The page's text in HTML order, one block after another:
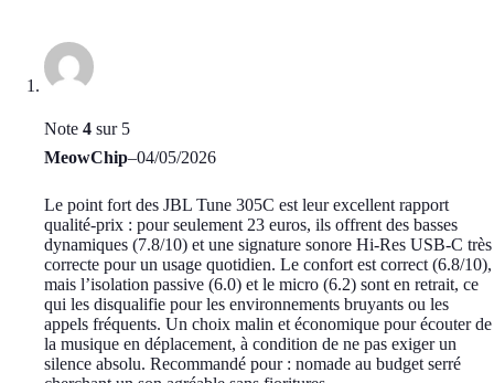
Note 4 sur 5
MeowChip–04/05/2026
Le point fort des JBL Tune 305C est leur excellent rapport
qualité-prix : pour seulement 23 euros, ils offrent des basses
dynamiques (7.8/10) et une signature sonore Hi-Res USB-C très
correcte pour un usage quotidien. Le confort est correct (6.8/10),
mais l’isolation passive (6.0) et le micro (6.2) sont en retrait, ce
qui les disqualifie pour les environnements bruyants ou les
appels fréquents. Un choix malin et économique pour écouter de
la musique en déplacement, à condition de ne pas exiger un
silence absolu. Recommandé pour : nomade au budget serré